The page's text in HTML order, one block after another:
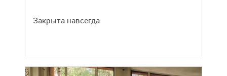
Закрыта навсегда